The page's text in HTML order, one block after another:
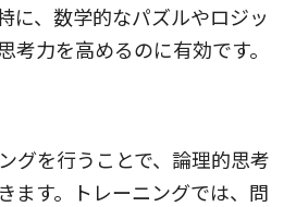
に、数学的なパズルやロジッ
考力を高めるのに有効です。
グを行うことで、論理的思考
ます。トレーニングでは、問